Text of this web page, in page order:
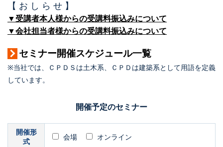
【 お し ら せ 】
▼受講者本人様からの受講料振込みについて
▼会社担当者様からの受講料振込みについて
セミナー開催スケジュール一覧
※当社では、ＣＰＤＳは土木系、ＣＰＤは建築系として用語を定義
しています。
開催予定のセミナー
開催形
式
会場 オンライン